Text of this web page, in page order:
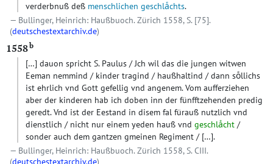
verderbnuß deß menschlichen geschlaͤchts.
Bullinger, Heinrich: Haußbuoch. Zürich 1558, S. [75].
(deutschestextarchiv.de)
1558b
[…] dauon spricht S. Paulus / Jch wil das die jungen witwen
Eeman nemmind / kinder tragind / haußhaltind / dann soͤllichs
ist ehrlich vnd Gott gefellig vnd angenem. Vom aufferziehen
aber der kinderen hab ich doben inn der fünfftzehenden predig
geredt. Vnd ist der Eestand in disem fal fürauß nutzlich vnd
dienstlich / nicht nur einem yeden hauß vnd geschlaͤcht /
sonder auch dem gantzen gmeinen Regiment / […].
Bullinger, Heinrich: Haußbuoch. Zürich 1558, S. CIII.
(deutschestextarchiv.de)